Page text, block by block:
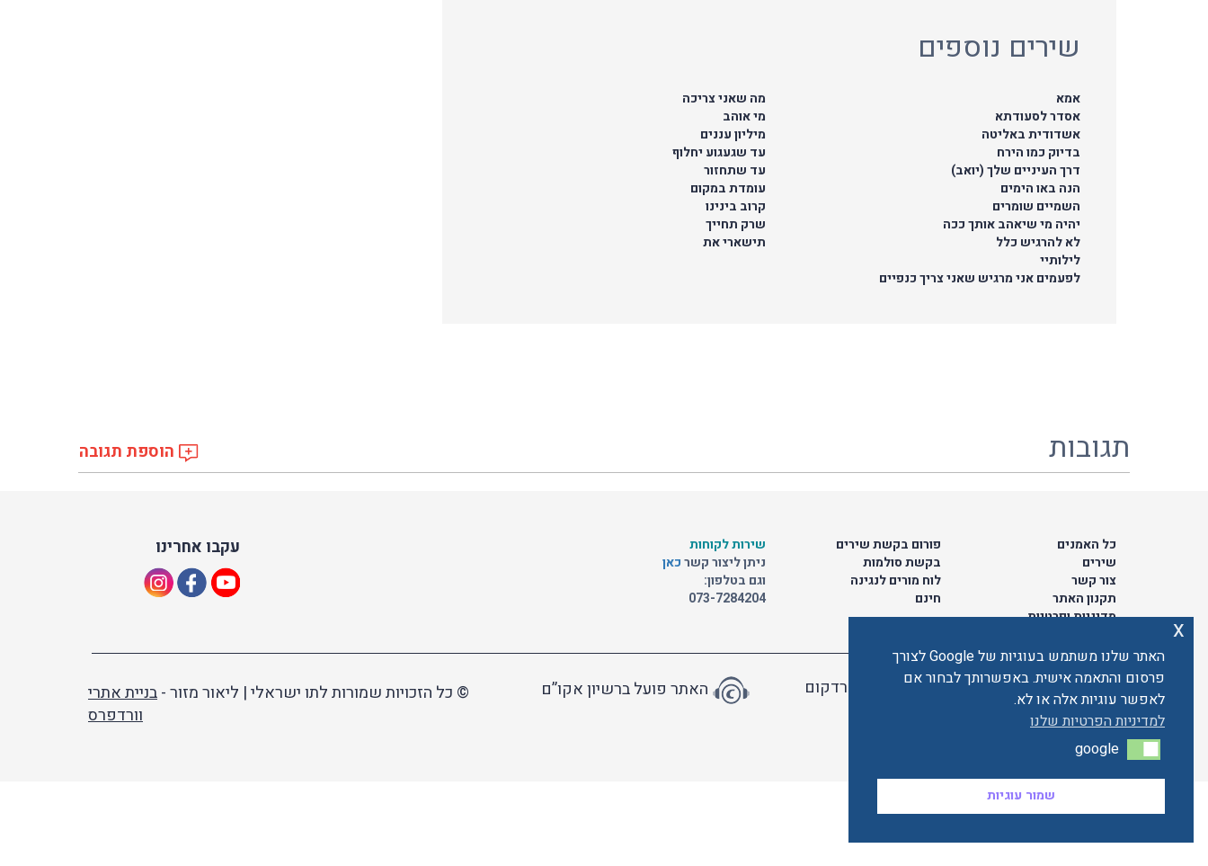
שירים נוספים
מה שאני צריכה
מי אוהב
מיליון עננים
עד שגעגוע יחלוף
עד שתחזור
עומדת במקום
קרוב בינינו
שרק תחייך
תישארי את
אמא
אסדר לסעודתא
אשדודית באליטה
בדיוק כמו הירח
דרך העיניים שלך (יואב)
הנה באו הימים
השמיים שומרים
יהיה מי שיאהב אותך ככה
לא להרגיש כלל
לילותיי
לפעמים אני מרגיש שאני צריך כנפיים
תגובות הוספת תגובה
עקבו אחרינו
שירות לקוחות
ניתן ליצור קשרכאן
וגם בטלפון:
073-7284204
פורום בקשת שירים
בקשת סולמות
לוח מורים לנגינה
חינם
כל האמנים
שירים
צור קשר
תקנון האתר
מדיניות ופרטיות
© כל הזכויות שמורות לתו ישראלי | ליאור מזור -בניית אתרי
וורדפרס
האתר פועל ברשיון אקו”ם האתר מאובטח ע"י קארדקום
האתר שלנו משתמש בעוגיות של Google לצורך
פרסום והתאמה אישית. באפשרותך לבחור אם
לאפשר עוגיות אלה או לא.
למדיניות הפרטיות שלנו
google
google
שמור עוגיות
x